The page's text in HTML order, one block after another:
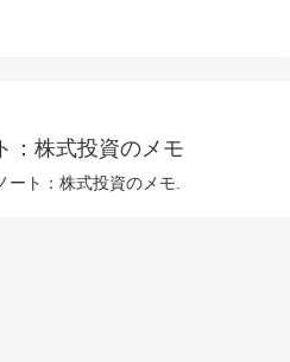
：株式投資のメモ
ト：株式投資のメモ.